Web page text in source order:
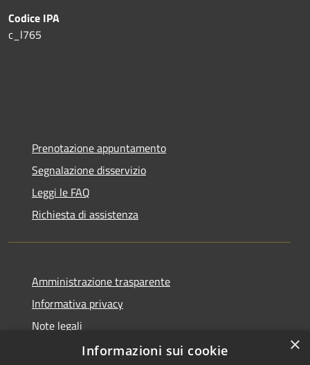
Codice IPA
c_l765
Prenotazione appuntamento
Segnalazione disservizio
Leggi le FAQ
Richiesta di assistenza
Amministrazione trasparente
Informativa privacy
Note legali
Dichiarazione di accessibilità
×
Informazioni sui cookie